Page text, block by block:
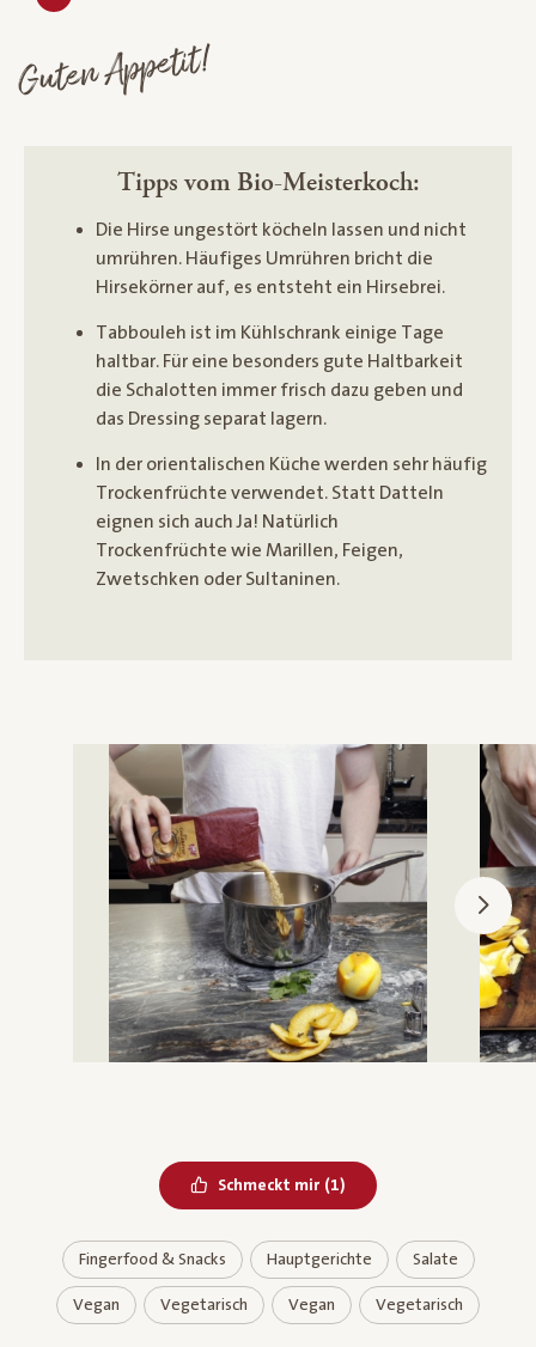
Guten Appetit!
Tipps vom Bio-Meisterkoch:
Die Hirse ungestört köcheln lassen und nicht
umrühren. Häufiges Umrühren bricht die
Hirsekörner auf, es entsteht ein Hirsebrei.
Tabbouleh ist im Kühlschrank einige Tage
haltbar. Für eine besonders gute Haltbarkeit
die Schalotten immer frisch dazu geben und
das Dressing separat lagern.
In der orientalischen Küche werden sehr häufig
Trockenfrüchte verwendet. Statt Datteln
eignen sich auch Ja! Natürlich
Trockenfrüchte wie Marillen, Feigen,
Zwetschken oder Sultaninen.
Schmeckt mir Bereits geliked
(1)
Fingerfood & Snacks Hauptgerichte Salate
Vegan Vegetarisch Vegan Vegetarisch